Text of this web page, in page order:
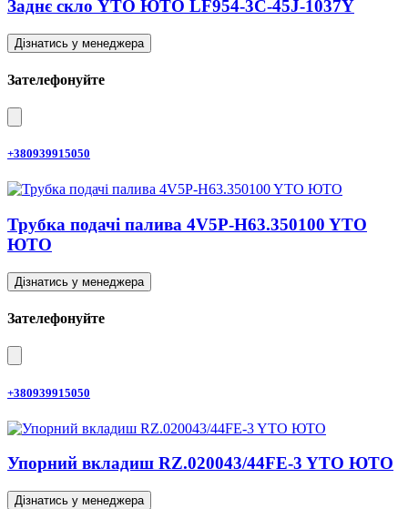
Заднє скло YTO ЮТО LF954-3C-45J-1037Y
Дізнатись у менеджера
Зателефонуйте
+380939915050
Трубка подачі палива 4V5P-H63.350100 YTO
ЮТО
Дізнатись у менеджера
Зателефонуйте
+380939915050
Упорний вкладиш RZ.020043/44FE-3 YTO ЮТО
Дізнатись у менеджера